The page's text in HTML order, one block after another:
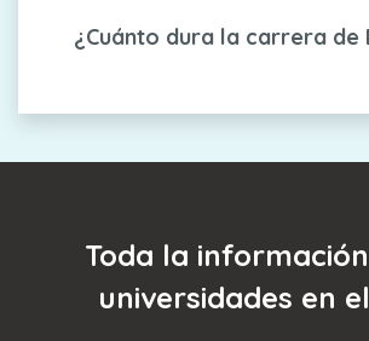
¿Cuánto dura la carrera de
Toda la
universidades en